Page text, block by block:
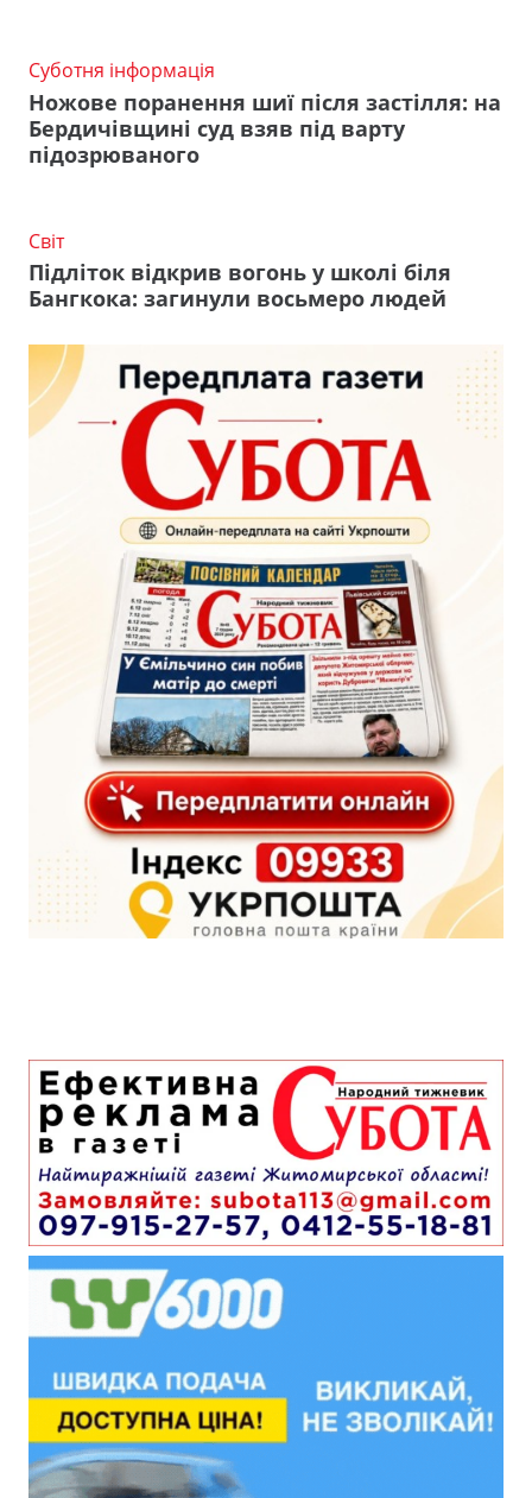
Суботня інформація
Ножове поранення шиї після застілля: на
Бердичівщині суд взяв під варту
підозрюваного
Світ
Підліток відкрив вогонь у школі біля
Бангкока: загинули восьмеро людей